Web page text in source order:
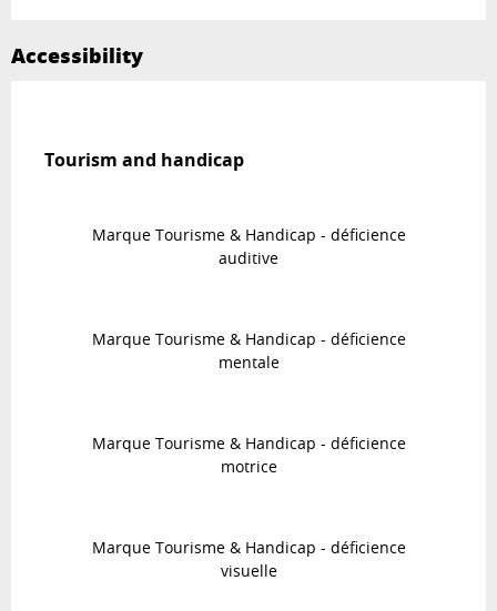
Accessibility
Tourism and handicap
Tourism and handicap
Marque Tourisme & Handicap - déficience
auditive
Marque Tourisme & Handicap - déficience
mentale
Marque Tourisme & Handicap - déficience
motrice
Marque Tourisme & Handicap - déficience
visuelle